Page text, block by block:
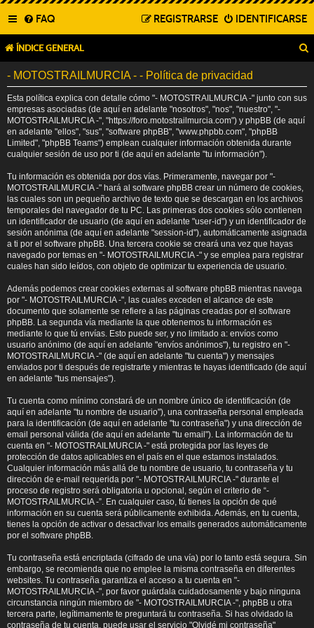
FAQ IDENTIFICARSE
REGISTRARSE
ÍNDICE GENERAL
- MOTOSTRAILMURCIA - - Política de privacidad
Esta política explica con detalle cómo "- MOTOSTRAILMURCIA -" junto con sus
empresas asociadas (de aquí en adelante "nosotros", "nos", "nuestro", "-
MOTOSTRAILMURCIA -", "https://foro.motostrailmurcia.com") y phpBB (de aquí
en adelante "ellos", "sus", "software phpBB", "www.phpbb.com", "phpBB
Limited", "phpBB Teams") emplean cualquier información obtenida durante
cualquier sesión de uso por ti (de aquí en adelante "tu información").
Tu información es obtenida por dos vías. Primeramente, navegar por "-
MOTOSTRAILMURCIA -" hará al software phpBB crear un número de cookies,
las cuales son un pequeño archivo de texto que se descargan en los archivos
temporales del navegador de tu PC. Las primeras dos cookies sólo contienen
un identificador de usuario (de aquí en adelante "user-id") y un identificador de
sesión anónima (de aquí en adelante "session-id"), automáticamente asignada
a ti por el software phpBB. Una tercera cookie se creará una vez que hayas
navegado por temas en "- MOTOSTRAILMURCIA -" y se emplea para registrar
cuales han sido leídos, con objeto de optimizar tu experiencia de usuario.
Además podemos crear cookies externas al software phpBB mientras navega
por "- MOTOSTRAILMURCIA -", las cuales exceden el alcance de este
documento que solamente se refiere a las páginas creadas por el software
phpBB. La segunda vía mediante la que obtenemos tu información es
mediante lo que tú envías. Esto puede ser, y no limitado a: envíos como
usuario anónimo (de aquí en adelante "envíos anónimos"), tu registro en "-
MOTOSTRAILMURCIA -" (de aquí en adelante "tu cuenta") y mensajes
enviados por ti después de registrarte y mientras te hayas identificado (de aquí
en adelante "tus mensajes").
Tu cuenta como mínimo constará de un nombre único de identificación (de
aquí en adelante "tu nombre de usuario"), una contraseña personal empleada
para la identificación (de aquí en adelante "tu contraseña") y una dirección de
email personal válida (de aquí en adelante "tu email"). La información de tu
cuenta en "- MOTOSTRAILMURCIA -" está protegida por las leyes de
protección de datos aplicables en el país en el que estamos instalados.
Cualquier información más allá de tu nombre de usuario, tu contraseña y tu
dirección de e-mail requerida por "- MOTOSTRAILMURCIA -" durante el
proceso de registro será obligatoria u opcional, según el criterio de “-
MOTOSTRAILMURCIA -”. En cualquier caso, tú tienes la opción de qué
información en su cuenta será públicamente exhibida. Además, en tu cuenta,
tienes la opción de activar o desactivar los emails generados automáticamente
por el software phpBB.
Tu contraseña está encriptada (cifrado de una vía) por lo tanto está segura. Sin
embargo, se recomienda que no emplee la misma contraseña en diferentes
websites. Tu contraseña garantiza el acceso a tu cuenta en "-
MOTOSTRAILMURCIA -", por favor guárdala cuidadosamente y bajo ninguna
circunstancia ningún miembro de "- MOTOSTRAILMURCIA -", phpBB u otra
tercera parte, legítimamente te preguntará tu contraseña. Si has olvidado la
contraseña de tu cuenta, puede usar el servicio "Olvidé mi contraseña"